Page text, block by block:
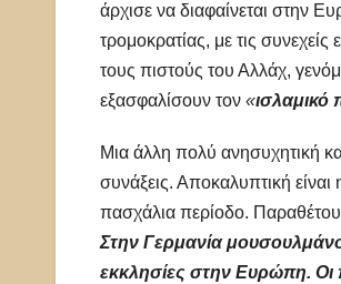
άρχισε να διαφαίνεται στην
τρομοκρατίας, με τις
τους πιστούς του Αλλάχ,
εξασφαλίσουν τον «ισλαμικό
Μια άλλη πολύ ανησυχητική
συνάξεις. Αποκαλυπτική
πασχάλια περίοδο.
Στην Γερμανία
εκκλησίες στην Ευρώπη. Οι